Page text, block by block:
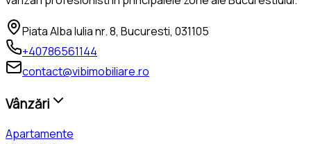
Piata Alba Iulia nr. 8, Bucuresti, 031105
+40786561144
contact@vibimobiliare.ro
Vânzări
Apartamente